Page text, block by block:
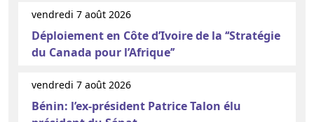
vendredi 7 août 2026
Déploiement en Côte d’Ivoire de la ‘‘Stratégie
du Canada pour l’Afrique’’
vendredi 7 août 2026
Bénin: l’ex-président Patrice Talon élu